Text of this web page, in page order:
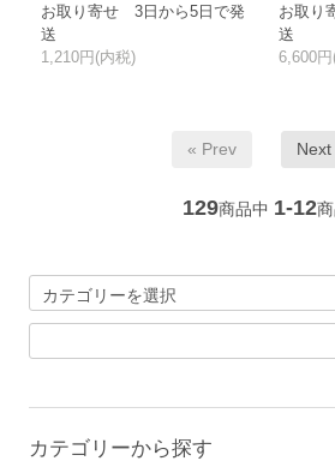
お取り寄せ 3日から5日で発
送
1,210円(内税)
お取り
送
6,600
« Prev Next
129商品中 1-12
カテゴリーから探す